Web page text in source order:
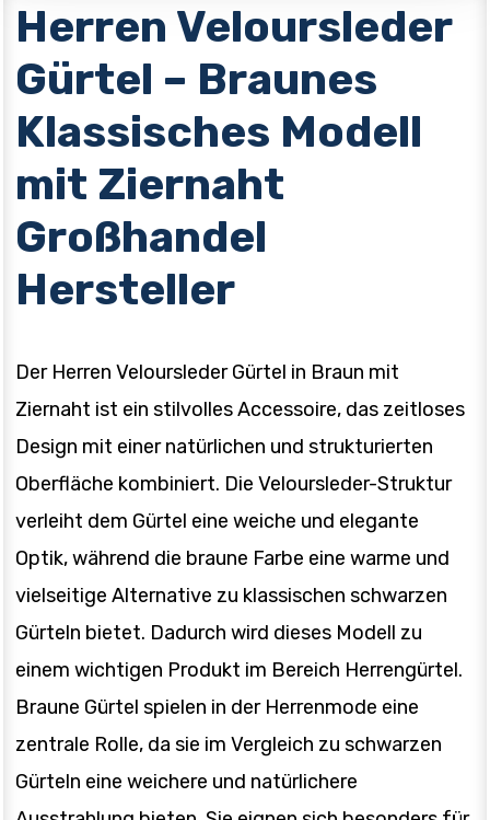
Herren Veloursleder
Gürtel – Braunes
Klassisches Modell
mit Ziernaht
Großhandel
Hersteller
Der Herren Veloursleder Gürtel in Braun mit
Ziernaht ist ein stilvolles Accessoire, das zeitloses
Design mit einer natürlichen und strukturierten
Oberfläche kombiniert. Die Veloursleder-Struktur
verleiht dem Gürtel eine weiche und elegante
Optik, während die braune Farbe eine warme und
vielseitige Alternative zu klassischen schwarzen
Gürteln bietet. Dadurch wird dieses Modell zu
einem wichtigen Produkt im Bereich Herrengürtel.
Braune Gürtel spielen in der Herrenmode eine
zentrale Rolle, da sie im Vergleich zu schwarzen
Gürteln eine weichere und natürlichere